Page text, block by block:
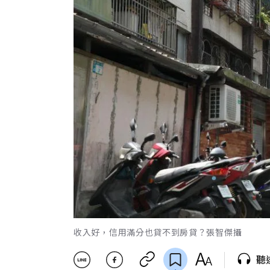
收入好，信用滿分也貸不到房貸？張智傑攝
聽